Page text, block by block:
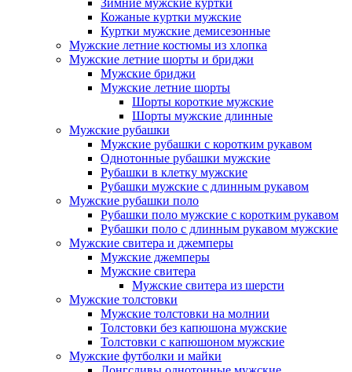
Зимние мужские куртки
Кожаные куртки мужские
Куртки мужские демисезонные
Мужские летние костюмы из хлопка
Мужские летние шорты и бриджи
Мужские бриджи
Мужские летние шорты
Шорты короткие мужские
Шорты мужские длинные
Мужские рубашки
Мужские рубашки с коротким рукавом
Однотонные рубашки мужские
Рубашки в клетку мужские
Рубашки мужские с длинным рукавом
Мужские рубашки поло
Рубашки поло мужские с коротким рукавом
Рубашки поло с длинным рукавом мужские
Мужские свитера и джемперы
Мужские джемперы
Мужские свитера
Мужские свитера из шерсти
Мужские толстовки
Мужские толстовки на молнии
Толстовки без капюшона мужские
Толстовки с капюшоном мужские
Мужские футболки и майки